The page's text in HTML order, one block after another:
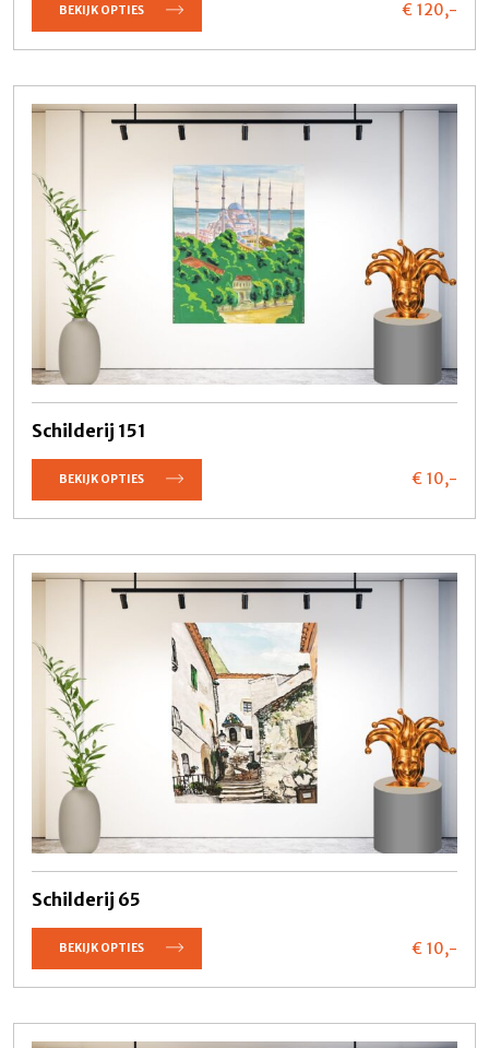
BEKIJK OPTIES € 120,-
Schilderij 151
BEKIJK OPTIES € 10,-
Schilderij 65
BEKIJK OPTIES € 10,-